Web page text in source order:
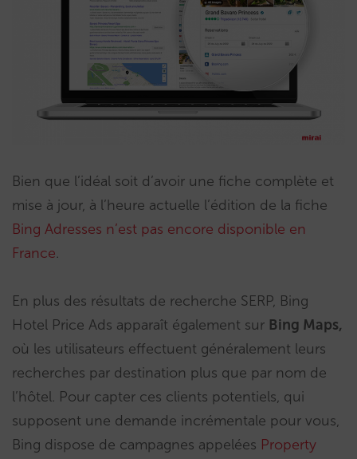
Bien que l’idéal soit d’avoir une fiche complète et
mise à jour, à l’heure actuelle l’édition de la fiche
Bing Adresses n’est pas encore disponible en
France.
En plus des résultats de recherche SERP, Bing
Hotel Price Ads apparaît également sur Bing Maps,
où les utilisateurs effectuent généralement leurs
recherches par destination plus que par nom de
l’hôtel. Pour capter ces clients potentiels, qui
supposent une demande incrémentale pour vous,
Bing dispose de campagnes appelées Property